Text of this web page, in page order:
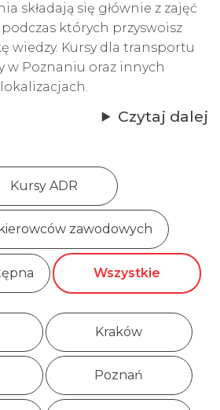
składają się głównie z zajęć
których przyswoisz
wiedzy. Kursy dla transportu
w Poznaniu oraz innych
lokalizacjach.
Czytaj dalej
Kursy ADR
zawodowych
Wszystkie
Kraków
Poznań